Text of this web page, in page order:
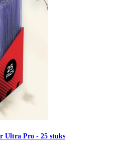
Ultra Pro - 25 stuks